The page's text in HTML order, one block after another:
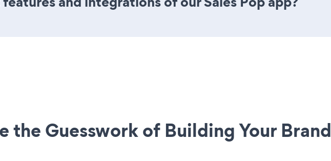
the Guesswork of Building Your Brand